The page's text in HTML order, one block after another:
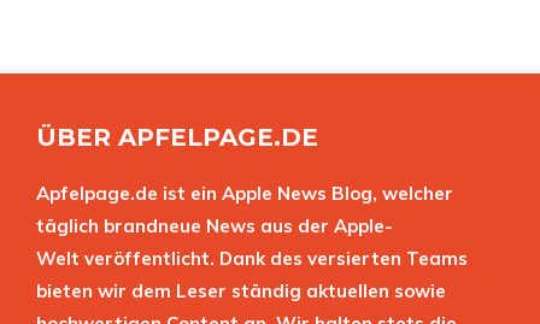
ÜBER APFELPAGE.DE
Apfelpage.de ist ein Apple News Blog, welcher
täglich brandneue News aus der Apple-
Welt veröffentlicht. Dank des versierten Teams
bieten wir dem Leser ständig aktuellen sowie